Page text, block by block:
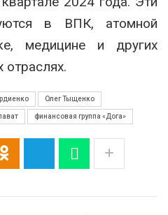
в ВПК, атомной
медицине и других
отраслях.
Олег Тыщенко
финансовая группа «Дога»